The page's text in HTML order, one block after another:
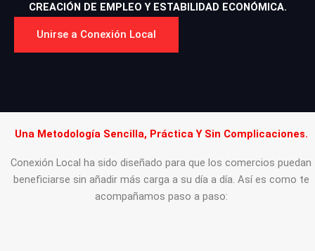
CREACIÓN DE EMPLEO Y ESTABILIDAD ECONÓMICA.
Unirse a Conexión Local
Una Metodología Sencilla, Práctica Y Sin Complicaciones.
Conexión Local ha sido diseñado para que los comercios puedan
beneficiarse sin añadir más carga a su día a día. Así es como te
acompañamos paso a paso: